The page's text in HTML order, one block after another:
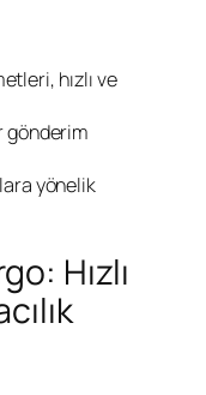
hızlı ve
gönderim
yönelik
Hızlı